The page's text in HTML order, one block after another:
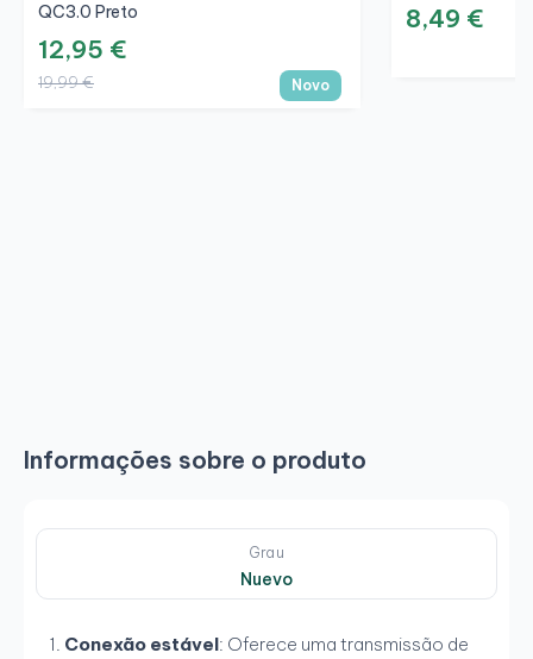
QC3.0 Preto
12,95 €
19,99 € Novo
8,49 €
Informações sobre o produto
Grau
Nuevo
Conexão estável: Oferece uma transmissão de